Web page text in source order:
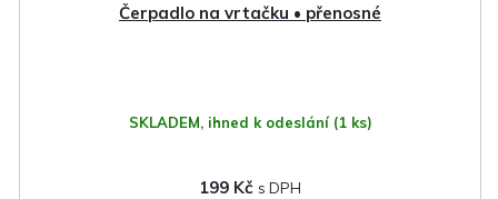
Čerpadlo na vrtačku • přenosné
SKLADEM, ihned k odeslání (1 ks)
199 Kč